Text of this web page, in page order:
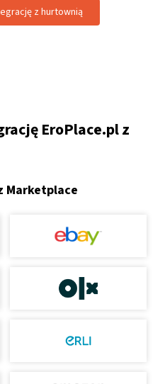
z hurtownią
EroPlace.pl z
Marketplace